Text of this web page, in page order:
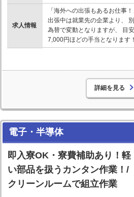
求人情報
「海外への出張もあるお仕事
出張中は就業先の企業より、
為替で変動となりますが、 目
7,000円ほどの手当となります！
詳細を見る
電子・半導体
即入寮OK・寮費補助あり！軽
い部品を扱うカンタン作業！/
クリーンルームで組立作業